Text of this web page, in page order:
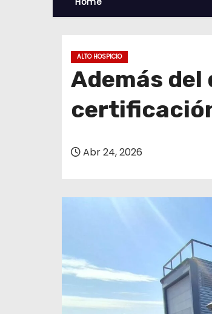
ALTO HOSPICIO
Además del
Abr 24, 2026